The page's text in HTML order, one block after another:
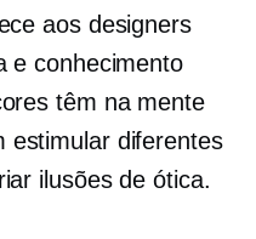
aos designers
e conhecimento
têm na mente
estimular diferentes
ilusões de ótica.